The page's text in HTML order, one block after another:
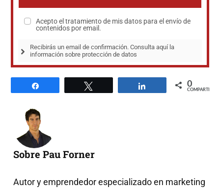
Acepto el tratamiento de mis datos para el envío de
contenidos por email.
Recibirás un email de confirmación. Consulta aquí la
información sobre protección de datos
Compartir 0
COMPARTIR
Sobre Pau Forner
Autor y emprendedor especializado en marketing